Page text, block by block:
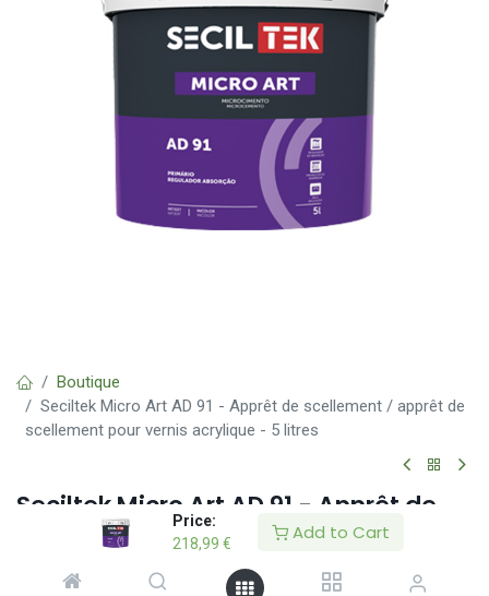
Price:
218,99 € Add to Cart
Boutique
Seciltek Micro Art AD 91 - Apprêt de scellement / apprêt de
scellement pour vernis acrylique - 5 litres
Seciltek Micro Art AD 91 - Apprêt de
scellement / apprêt de scellement
pour vernis acrylique - 5 litres